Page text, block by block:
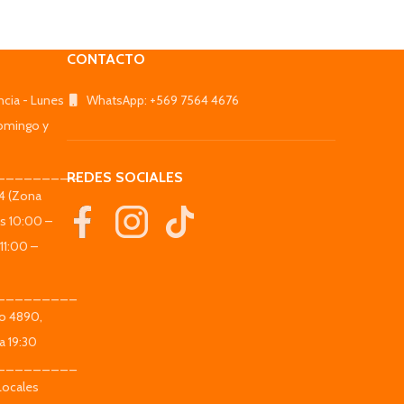
- Lunes
y
(Zona
10:00 –
–
4890,
19:30
CONTACTO
WhatsApp: +569 7564 4676
REDES SOCIALES